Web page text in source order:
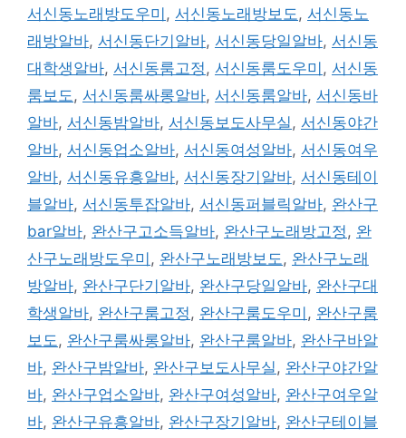
서신동노래방도우미 , 서신동노래방보도 , 서신동노
래방알바, 서신동단기알바, 서신동당일알바, 서신동
대학생알바, 서신동룸고정 , 서신동룸도우미 , 서신동
룸보도 , 서신동룸싸롱알바, 서신동룸알바, 서신동바
알바, 서신동밤알바, 서신동보도사무실 , 서신동야간
알바, 서신동업소알바, 서신동여성알바, 서신동여우
알바, 서신동유흥알바, 서신동장기알바, 서신동테이
블알바, 서신동투잡알바, 서신동퍼블릭알바, 완산구
bar알바, 완산구고소득알바, 완산구노래방고정 , 완
산구노래방도우미 , 완산구노래방보도 , 완산구노래
방알바, 완산구단기알바, 완산구당일알바, 완산구대
학생알바, 완산구룸고정 , 완산구룸도우미 , 완산구룸
보도 , 완산구룸싸롱알바, 완산구룸알바, 완산구바알
바, 완산구밤알바, 완산구보도사무실 , 완산구야간알
바, 완산구업소알바, 완산구여성알바, 완산구여우알
바, 완산구유흥알바, 완산구장기알바, 완산구테이블